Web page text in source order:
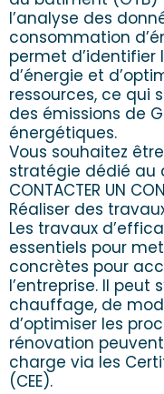
l’analyse des
consommation
permet d’identifier
d’énergie et
ressources, ce qui
des émissions de
énergétiques.
Vous souhaitez
stratégie dédié au
CONTACTER UN
Réaliser des
Les travaux
essentiels pour
concrètes pour
l’entreprise. Il peut
chauffage, de
d’optimiser les
rénovation
charge via les
(CEE).